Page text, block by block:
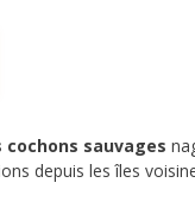
cochons sauvages
depuis les îles